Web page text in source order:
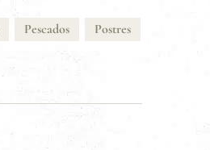
Pescados Postres